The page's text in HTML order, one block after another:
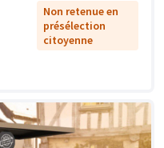
Non retenue en
présélection
citoyenne